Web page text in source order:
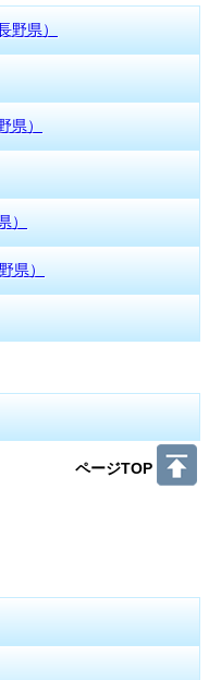
野県）
県）
）
県）
ページTOP